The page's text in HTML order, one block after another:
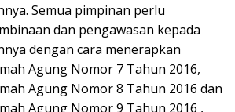
Semua pimpinan perlu
dan pengawasan kepada
dengan cara menerapkan
Agung Nomor 7 Tahun 2016,
Agung Nomor 8 Tahun 2016 dan
Agung Nomor 9 Tahun 2016 ,